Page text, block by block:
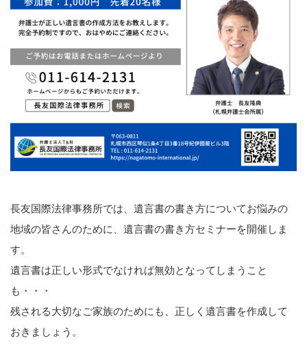
長友国際法律事務所では、遺言書の書き方についてお悩みの
地域の皆さんのために、遺言書の書き方セミナーを開催しま
す。
遺言書は正しい形式でなければ無効となってしまうこと
も・・・
残される大切なご家族のためにも、正しく遺言書を作成して
おきましょう。